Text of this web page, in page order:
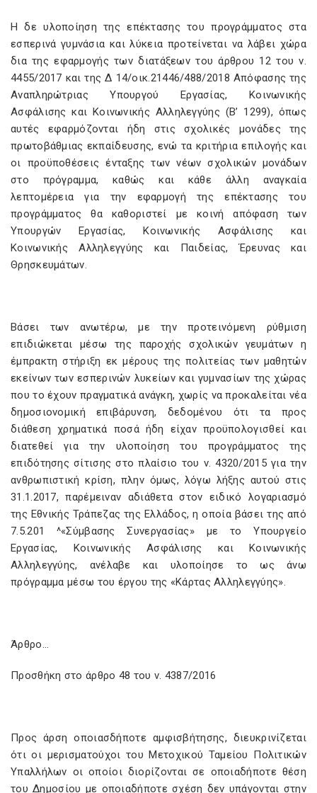
Η δε υλοποίηση της επέκτασης του προγράμματος στα
εσπερινά γυμνάσια και λύκεια προτείνεται να λάβει χώρα
δια της εφαρμογής των διατάξεων του άρθρου 12 του ν.
4455/2017 και της Δ 14/οικ.21446/488/2018 Απόφασης της
Αναπληρώτριας Υπουργού Εργασίας, Κοινωνικής
Ασφάλισης και Κοινωνικής Αλληλεγγύης (Β’ 1299), όπως
αυτές εφαρμόζονται ήδη στις σχολικές μονάδες της
πρωτοβάθμιας εκπαίδευσης, ενώ τα κριτήρια επιλογής και
οι προϋποθέσεις ένταξης των νέων σχολικών μονάδων
στο πρόγραμμα, καθώς και κάθε άλλη αναγκαία
λεπτομέρεια για την εφαρμογή της επέκτασης του
προγράμματος θα καθοριστεί με κοινή απόφαση των
Υπουργών Εργασίας, Κοινωνικής Ασφάλισης και
Κοινωνικής Αλληλεγγύης και Παιδείας, Έρευνας και
Θρησκευμάτων.
Βάσει των ανωτέρω, με την προτεινόμενη ρύθμιση
επιδιώκεται μέσω της παροχής σχολικών γευμάτων η
έμπρακτη στήριξη εκ μέρους της πολιτείας των μαθητών
εκείνων των εσπερινών λυκείων και γυμνασίων της χώρας
που το έχουν πραγματικά ανάγκη, χωρίς να προκαλείται νέα
δημοσιονομική επιβάρυνση, δεδομένου ότι τα προς
διάθεση χρηματικά ποσά ήδη είχαν προϋπολογισθεί και
διατεθεί για την υλοποίηση του προγράμματος της
επιδότησης σίτισης στο πλαίσιο του ν. 4320/2015 για την
ανθρωπιστική κρίση, πλην όμως, λόγω λήξης αυτού στις
31.1.2017, παρέμειναν αδιάθετα στον ειδικό λογαριασμό
της Εθνικής Τράπεζας της Ελλάδος, η οποία βάσει της από
7.5.201 ^«Σύμβασης Συνεργασίας» με το Υπουργείο
Εργασίας, Κοινωνικής Ασφάλισης και Κοινωνικής
Αλληλεγγύης, ανέλαβε και υλοποίησε το ως άνω
πρόγραμμα μέσω του έργου της «Κάρτας Αλληλεγγύης».
Άρθρο…
Προσθήκη στο άρθρο 48 του ν. 4387/2016
Προς άρση οποιασδήποτε αμφισβήτησης, διευκρινίζεται
ότι οι μερισματούχοι του Μετοχικού Ταμείου Πολιτικών
Υπαλλήλων οι οποίοι διορίζονται σε οποιαδήποτε θέση
του Δημοσίου με οποιαδήποτε σχέση δεν υπάγονται στην